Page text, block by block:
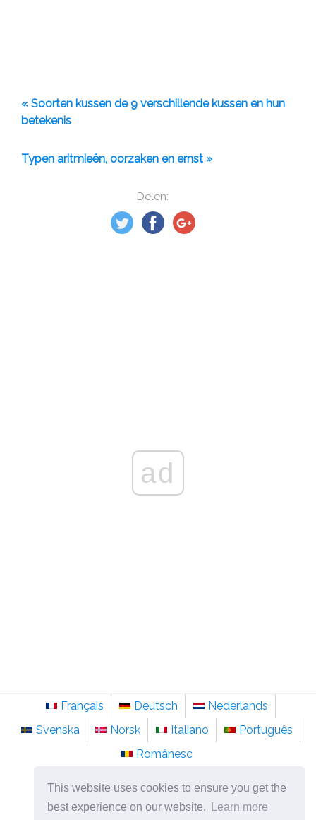
This website uses cookies to ensure you get the
best experience on our website.
Learn more
Delen:
« Soorten kussen de 9 verschillende kussen en hun
betekenis
Typen aritmieën, oorzaken en ernst »
ad
Français Deutsch
Nederlands
Svenska
Norsk Italiano
Português
Românesc
©2026nl.sainte-anastasie.org
Psychologie, filosofie en denken over het leven.